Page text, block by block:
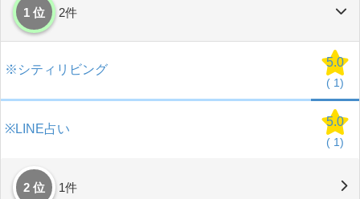
1 位 2件
※シティリビング
5.0
( 1)
※LINE占い
5.0
( 1)
2 位 1件